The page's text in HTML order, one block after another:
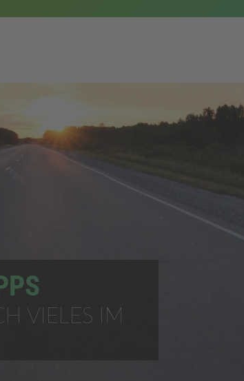
VIELES IM